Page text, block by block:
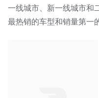
一线城市、新一线城市和
最热销的车型和销量第一